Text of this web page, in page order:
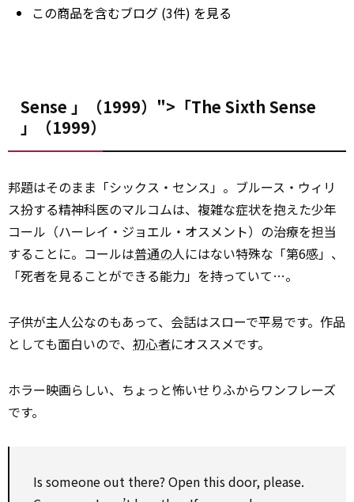
この商品を含むブログ (3件) を見る
Sense 」（1999）">「The Sixth Sense
」（1999）
邦題はそのまま「シックス・センス」。ブルース・ウィリ
ス扮する精神科医のマルコムは、複雑な症状を抱えた少年
コール（ハーレイ・ジョエル・オスメント）の治療を担当
することに。コールは普通の人にはない特殊な「第6感」、
「死者を見ることができる能力」を持っていて…。
子供が主人公なのもあって、会話はスローで平易です。作品
としても面白いので、 初心者にオススメです。
ホラー映画らしい、ちょっと怖いせりふからワンフレーズ
です。
Is someone out there? Open this door, please.